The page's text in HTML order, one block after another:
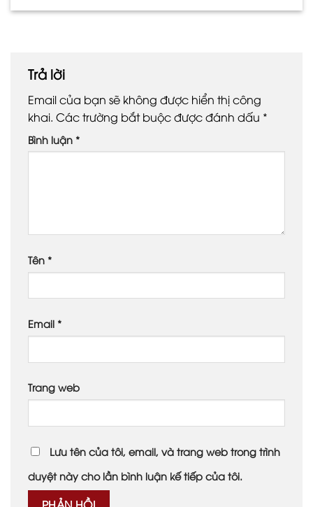
Trả lời
Email của bạn sẽ không được hiển thị công
khai. Các trường bắt buộc được đánh dấu *
Bình luận *
Tên *
Email *
Trang web
Lưu tên của tôi, email, và trang web trong trình
duyệt này cho lần bình luận kế tiếp của tôi.